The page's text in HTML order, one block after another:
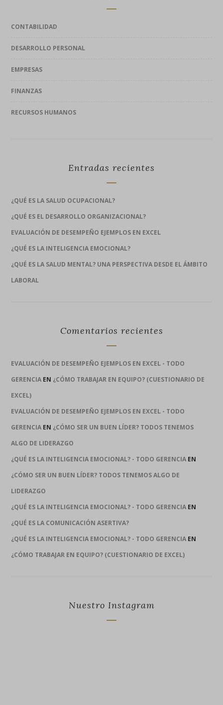
CONTABILIDAD
DESARROLLO PERSONAL
EMPRESAS
FINANZAS
RECURSOS HUMANOS
Entradas recientes
¿QUÉ ES LA SALUD OCUPACIONAL?
¿QUÉ ES EL DESARROLLO ORGANIZACIONAL?
EVALUACIÓN DE DESEMPEÑO EJEMPLOS EN EXCEL
¿QUÉ ES LA INTELIGENCIA EMOCIONAL?
¿QUÉ ES LA SALUD MENTAL? UNA PERSPECTIVA DESDE EL ÁMBITO
LABORAL
Comentarios recientes
EVALUACIÓN DE DESEMPEÑO EJEMPLOS EN EXCEL - TODO
GERENCIA EN ¿CÓMO TRABAJAR EN EQUIPO? (CUESTIONARIO DE
EXCEL)
EVALUACIÓN DE DESEMPEÑO EJEMPLOS EN EXCEL - TODO
GERENCIA EN ¿CÓMO SER UN BUEN LÍDER? TODOS TENEMOS
ALGO DE LIDERAZGO
¿QUÉ ES LA INTELIGENCIA EMOCIONAL? - TODO GERENCIA EN
¿CÓMO SER UN BUEN LÍDER? TODOS TENEMOS ALGO DE
LIDERAZGO
¿QUÉ ES LA INTELIGENCIA EMOCIONAL? - TODO GERENCIA EN
¿QUÉ ES LA COMUNICACIÓN ASERTIVA?
¿QUÉ ES LA INTELIGENCIA EMOCIONAL? - TODO GERENCIA EN
¿CÓMO TRABAJAR EN EQUIPO? (CUESTIONARIO DE EXCEL)
Nuestro Instagram